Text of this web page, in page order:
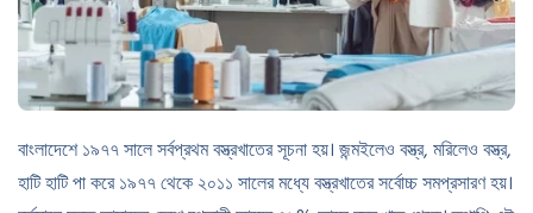
বাংলাদেশে ১৯৭৭ সালে সর্বপ্রথম বস্ত্রখাতের সূচনা হয়। জন্মইলেও বস্ত্র, মরিলেও বস্ত্র,
হাটি হাটি পা করে ১৯৭৭ থেকে ২০১১ সালের মধ্যে বস্ত্রখাতের সর্বোচ্চ সমপ্রসারণ হয়।